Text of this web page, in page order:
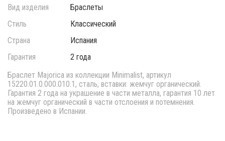
Вид изделия
Браслеты
Стиль
Классический
Страна
Испания
Гарантия
2 года
Браслет Majorica из коллекции Minimalist, артикул
15220.01.0.000.010.1, сталь, вставки: жемчуг органический.
Гарантия 2 года на украшение в части металла, гарантия 10 лет
на жемчуг органический в части отслоения и потемнения.
Произведено в Испании.